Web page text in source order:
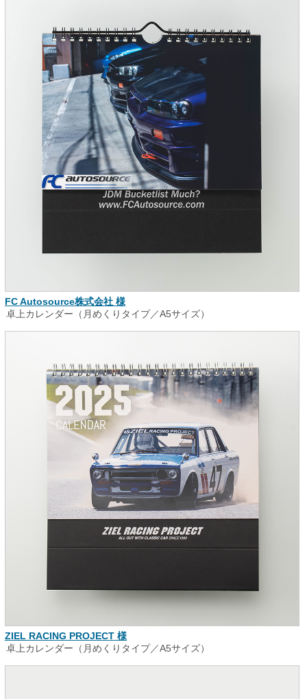
FC Autosource株式会社 様
卓上カレンダー（月めくりタイプ／A5サイズ）
ZIEL RACING PROJECT 様
卓上カレンダー（月めくりタイプ／A5サイズ）